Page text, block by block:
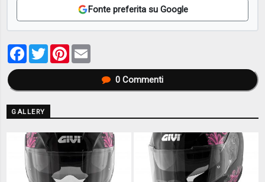
Fonte preferita su Google
Facebook
TwitterPinterest
0Commenti
GALLERY